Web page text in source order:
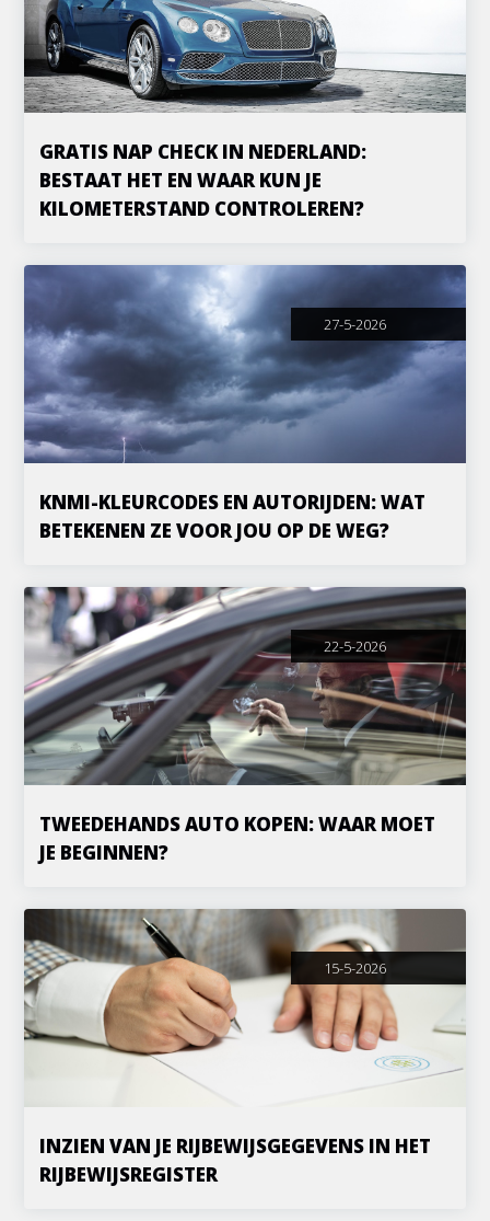
GRATIS NAP CHECK IN NEDERLAND:
BESTAAT HET EN WAAR KUN JE
KILOMETERSTAND CONTROLEREN?
27-5-2026
KNMI-KLEURCODES EN AUTORIJDEN: WAT
BETEKENEN ZE VOOR JOU OP DE WEG?
22-5-2026
TWEEDEHANDS AUTO KOPEN: WAAR MOET
JE BEGINNEN?
15-5-2026
INZIEN VAN JE RIJBEWIJSGEGEVENS IN HET
RIJBEWIJSREGISTER